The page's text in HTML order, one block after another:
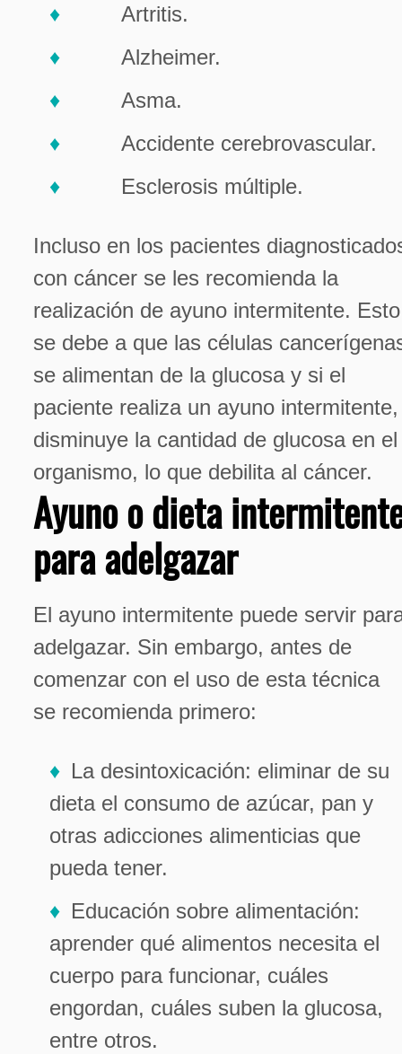
Artritis.
Alzheimer.
Asma.
Accidente cerebrovascular.
Esclerosis múltiple.
Incluso en los pacientes
con cáncer se les recomienda la
realización de ayuno intermitente. Esto
se debe a que las células
se alimentan de la glucosa y si el
paciente realiza un ayuno intermitente,
disminuye la cantidad de glucosa en el
organismo, lo que debilita al cáncer.
Ayuno o dieta
para adelgazar
El ayuno intermitente puede servir
adelgazar. Sin embargo, antes de
comenzar con el uso de esta técnica
se recomienda primero:
La desintoxicación: eliminar de su
dieta el consumo de azúcar, pan y
otras adicciones alimenticias que
pueda tener.
Educación sobre alimentación:
aprender qué alimentos necesita el
cuerpo para funcionar, cuáles
engordan, cuáles suben la glucosa,
entre otros.